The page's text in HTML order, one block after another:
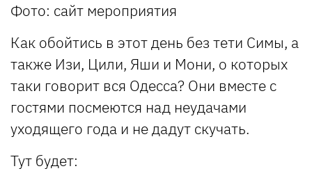
Фото: сайт мероприятия
Как обойтись в этот день без тети Симы, а
также Изи, Цили, Яши и Мони, о которых
таки говорит вся Одесса? Они вместе с
гостями посмеются над неудачами
уходящего года и не дадут скучать.
Тут будет: